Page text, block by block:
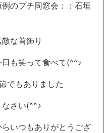
のプチ同窓会：：石垣
な首飾り
も笑って食べて(^^♪
でもありました
さい(^^♪
いつもありがとうござ